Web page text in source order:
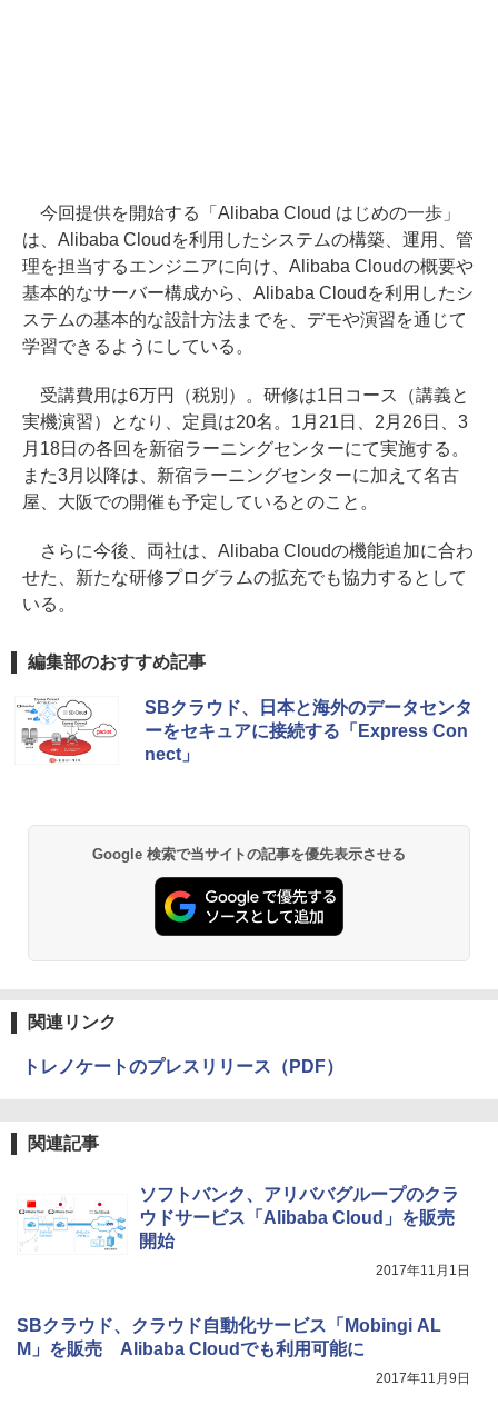
今回提供を開始する「Alibaba Cloud はじめの一歩」
は、Alibaba Cloudを利用したシステムの構築、運用、管
理を担当するエンジニアに向け、Alibaba Cloudの概要や
基本的なサーバー構成から、Alibaba Cloudを利用したシ
ステムの基本的な設計方法までを、デモや演習を通じて
学習できるようにしている。
受講費用は6万円（税別）。研修は1日コース（講義と
実機演習）となり、定員は20名。1月21日、2月26日、3
月18日の各回を新宿ラーニングセンターにて実施する。
また3月以降は、新宿ラーニングセンターに加えて名古
屋、大阪での開催も予定しているとのこと。
さらに今後、両社は、Alibaba Cloudの機能追加に合わ
せた、新たな研修プログラムの拡充でも協力するとして
いる。
編集部のおすすめ記事
SBクラウド、日本と海外のデータセンタ
ーをセキュアに接続する「Express Con
nect」
Google 検索で当サイトの記事を優先表示させる
関連リンク
トレノケートのプレスリリース（PDF）
関連記事
ソフトバンク、アリババグループのクラ
ウドサービス「Alibaba Cloud」を販売
開始
2017年11月1日
SBクラウド、クラウド自動化サービス「Mobingi AL
M」を販売 Alibaba Cloudでも利用可能に
2017年11月9日